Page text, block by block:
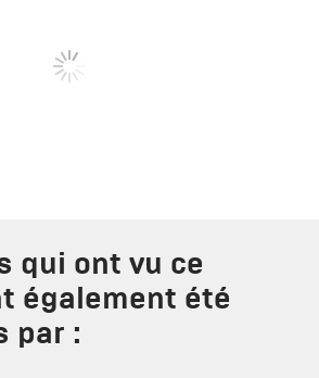
qui ont vu ce
également été
par :